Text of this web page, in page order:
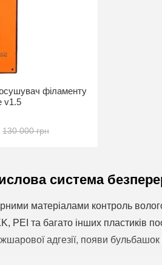
система
матеріалами контроль
PEI та багато інших пластиків
адгезії, появи
філаменту
v1.5
130 000 грн